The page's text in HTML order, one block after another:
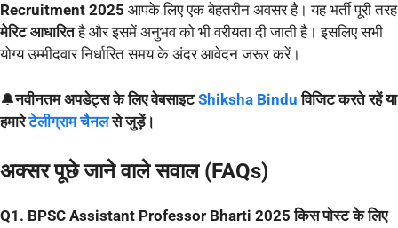
Recruitment 2025 आपके लिए एक बेहतरीन अवसर है। यह भर्ती पूरी तरह
मेरिट आधारितहै और इसमें अनुभव को भी वरीयता दी जाती है। इसलिए सभी
योग्य उम्मीदवार निर्धारित समय के अंदर आवेदन जरूर करें।
🔔नवीनतम अपडेट्स के लिए वेबसाइटShiksha Bindu विजिट करते रहें या
हमारेटेलीग्राम चैनल से जुड़ें।
अक्सर पूछे जाने वाले सवाल (FAQs)
Q1. BPSC Assistant Professor Bharti 2025 किस पोस्ट के लिए